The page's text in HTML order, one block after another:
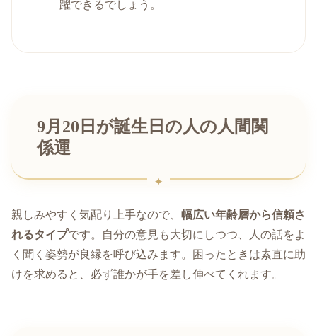
躍できるでしょう。
9月20日が誕生日の人の人間関
係運
親しみやすく気配り上手なので、 幅広い年齢層から信頼さ
れるタイプです。自分の意見も大切にしつつ、人の話をよ
く聞く姿勢が良縁を呼び込みます。困ったときは素直に助
けを求めると、必ず誰かが手を差し伸べてくれます。